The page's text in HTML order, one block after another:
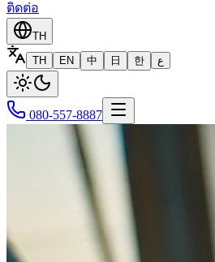
ติดต่อ
TH
TH
EN 中 日 한 ع
080-557-8887